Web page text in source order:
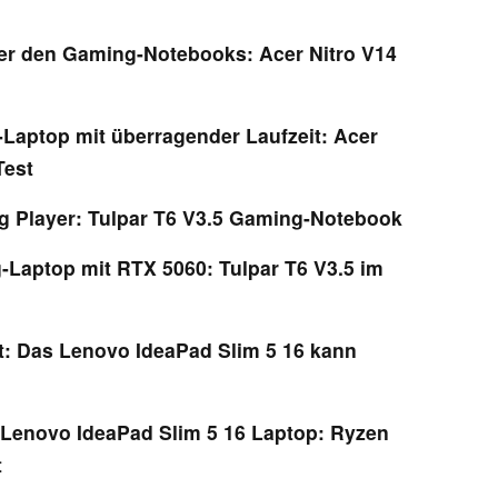
den Gaming-Notebooks: Acer Nitro V14
mit überragender Laufzeit: Acer
Player: Tulpar T6 V3.5 Gaming-Notebook
mit RTX 5060: Tulpar T6 V3.5 im
Das Lenovo IdeaPad Slim 5 16 kann
IdeaPad Slim 5 16 Laptop: Ryzen